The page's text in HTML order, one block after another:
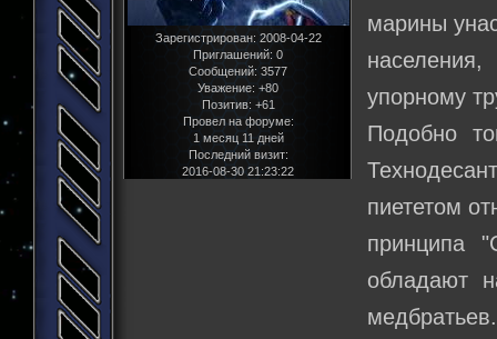
Зарегистрирован: 2008-04-22
Приглашений: 0
Сообщений: 3577
Уважение: +80
Позитив: +61
Провел на форуме:
1 месяц 11 дней
Последний визит:
2016-08-30 21:23:22
марины
упорному
Подобно
пиететом
принципа
обладают